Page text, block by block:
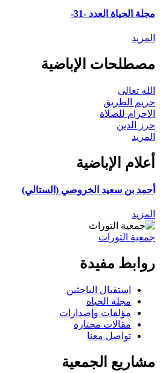
مجلة الحياة العدد -31-
المزيد
مصطلحات الإباضية
الله تعالى
حريم الطريق
الاحرام للصلاة
حرز الدين
المزيد
أعلام الإباضية
أحمد بن سعيد الخروصي (الستالي)
المزيد
جمعية التوراث
روابط مفيدة
استقبال الباحثين
مجلة الحياة
مؤلفات وإصدارات
مقالات مختارة
تواصل معنا
مشاريع الجمعية